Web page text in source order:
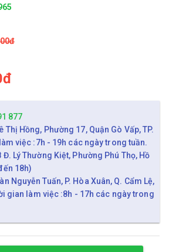
877
Thị Hồng, Phường 17, Quận Gò Vấp, TP.
việc :7h - 19h các ngày trong tuần.
Đ. Lý Thường Kiệt, Phường Phú Thọ, Hồ
18h)
Nguyễn Tuấn, P. Hòa Xuân, Q. Cẩm Lệ,
gian làm việc :8h - 17h các ngày trong